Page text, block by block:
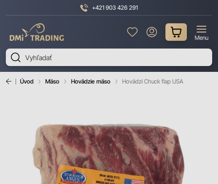
+421 903 426 291
Trading
Menu
Úvod Mäso Hovädzie mäso Hovädzí Chuck flap USA